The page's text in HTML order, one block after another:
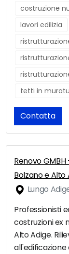
costruzione
lavori edilizia
tetti in
Contatta
Renovo
Bolzano e Alto
Lungo
Professionisti
costruzioni ex
Alto Adige.
all'edificazione